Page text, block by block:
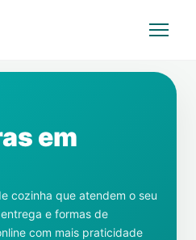
em
cozinha que atendem o seu
e formas de
com mais praticidade